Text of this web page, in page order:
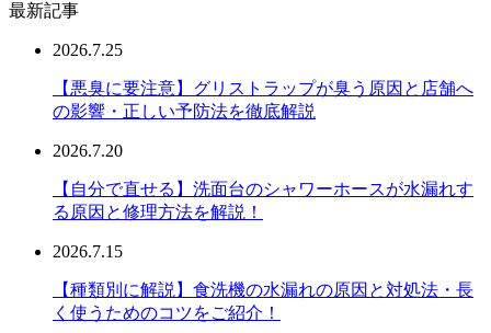
最新記事
2026.7.25
【悪臭に要注意】グリストラップが臭う原因と店舗へ
の影響・正しい予防法を徹底解説
2026.7.20
【自分で直せる】洗面台のシャワーホースが水漏れす
る原因と修理方法を解説！
2026.7.15
【種類別に解説】食洗機の水漏れの原因と対処法・長
く使うためのコツをご紹介！